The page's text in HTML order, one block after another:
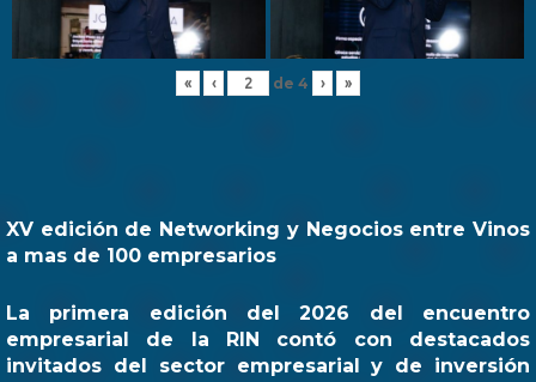
« ‹ de 4 › »
XV edición de Networking y Negocios entre Vinos
a mas de 100 empresarios
La primera edición del 2026 del encuentro
empresarial de la RIN contó con destacados
invitados del sector empresarial y de inversión